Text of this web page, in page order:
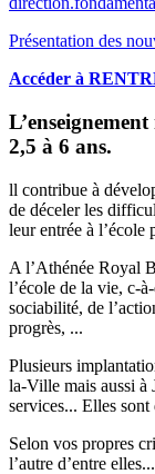
Présentation des
Accéder à
2,5 à 6 ans.
ll contribue à
de déceler les
leur entrée à l’école
A l’Athénée Royal
l’école de la vie, c-
sociabilité, de
progrès, ...
Plusieurs
la-Ville mais aussi à
services... Elles
Selon vos propres
l’autre d’entre elles...